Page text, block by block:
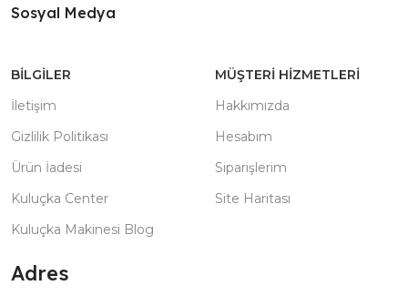
Sosyal Medya
BILGILER
İletişim
Gizlilik Politikası
Ürün İadesi
Kuluçka Center
Kuluçka Makinesi Blog
MÜŞTERI HIZMETLERI
Hakkımızda
Hesabım
Siparişlerim
Site Haritası
Adres